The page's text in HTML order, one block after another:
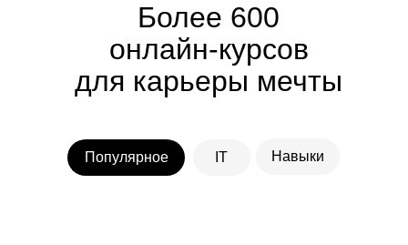
Более 600
онлайн-курсов
для карьеры мечты
Популярное IT Навыки